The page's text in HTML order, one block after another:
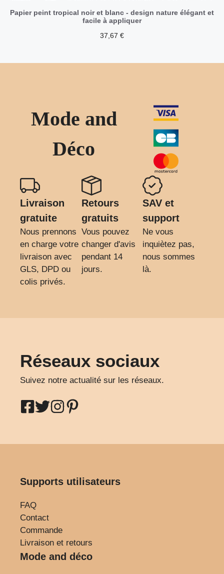
Papier peint tropical noir et blanc - design nature élégant et
facile à appliquer
37,67 €
Mode and
Déco
Livraison
gratuite
Nous prennons
en charge votre
livraison avec
GLS, DPD ou
colis privés.
Retours
gratuits
Vous pouvez
changer d'avis
pendant 14
jours.
SAV et
support
Ne vous
inquiètez pas,
nous sommes
là.
Réseaux sociaux
Suivez notre actualité sur les réseaux.
Supports utilisateurs
FAQ
Contact
Commande
Livraison et retours
Mode and déco